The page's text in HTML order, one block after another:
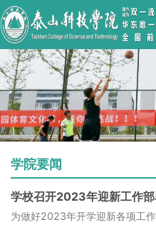
学院要闻
学校召开2023年迎新工作
为做好2023年开学迎新各项工